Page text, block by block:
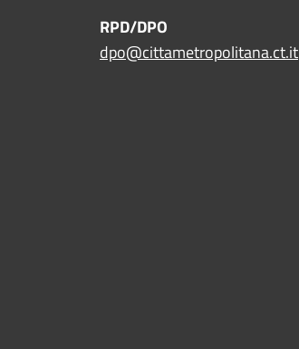
RPD/DPO
dpo@cittametropolitana.ct.it